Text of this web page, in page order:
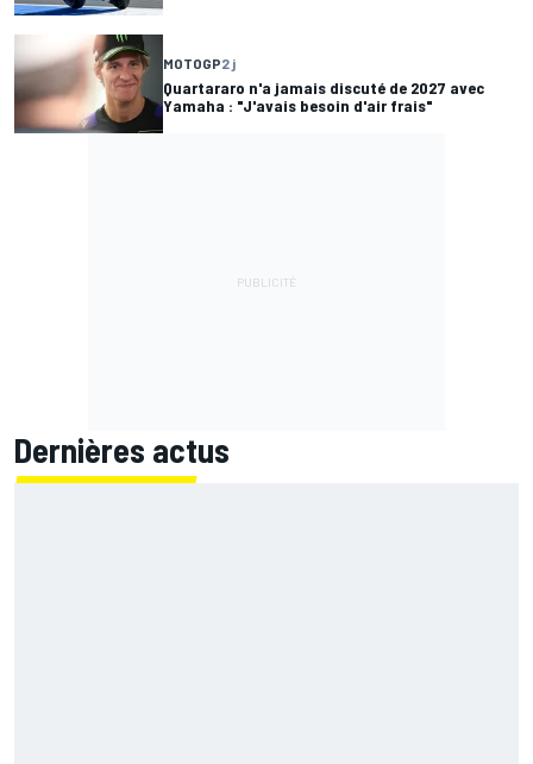
MOTOGP2 j
Quartararo n'a jamais discuté de 2027 avec
Yamaha : "J'avais besoin d'air frais"
Dernières actus